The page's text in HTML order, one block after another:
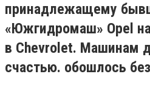
принадлежащему
«Южгидромаш» Opel
в Chevrolet. Машинам
счастью. обошлось